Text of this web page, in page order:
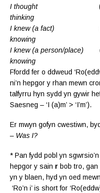
I thought
thinking
I knew (a fact)
knowing
I knew (a person/place)
knowing
Ffordd fer o ddweud
ni’n hepgor y rhan mewn
talfyrru hyn sydd yn gywir
Saesneg – ‘I (a)m’ > ‘I’m’).
Er mwyn gofyn cwestiwn,
– Was I?
* Pan fydd pobl yn
hepgor y sain r bob tro, gan
yn y blaen, hyd yn oed
‘Ro’n i’ is short for